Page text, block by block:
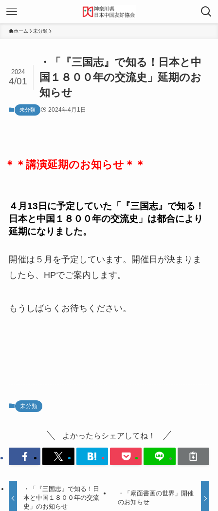
ホーム 未分類
・「『三国志』で知る！日本と中
国１８００年の交流史」延期のお
知らせ
2024
4/01
未分類 2024年4月1日
＊＊講演延期のお知らせ＊＊
４月13日に予定していた「『三国志』で知る！
日本と中国１８００年の交流史」は都合により
延期になりました。
開催は５月を予定しています。開催日が決まりま
したら、HPでご案内します。
もうしばらくお待ちください。
未分類
よかったらシェアしてね！
・「『三国志』で知る！日
本と中国１８００年の交流
史」のお知らせ
・「扇面書画の世界」開催
のお知らせ